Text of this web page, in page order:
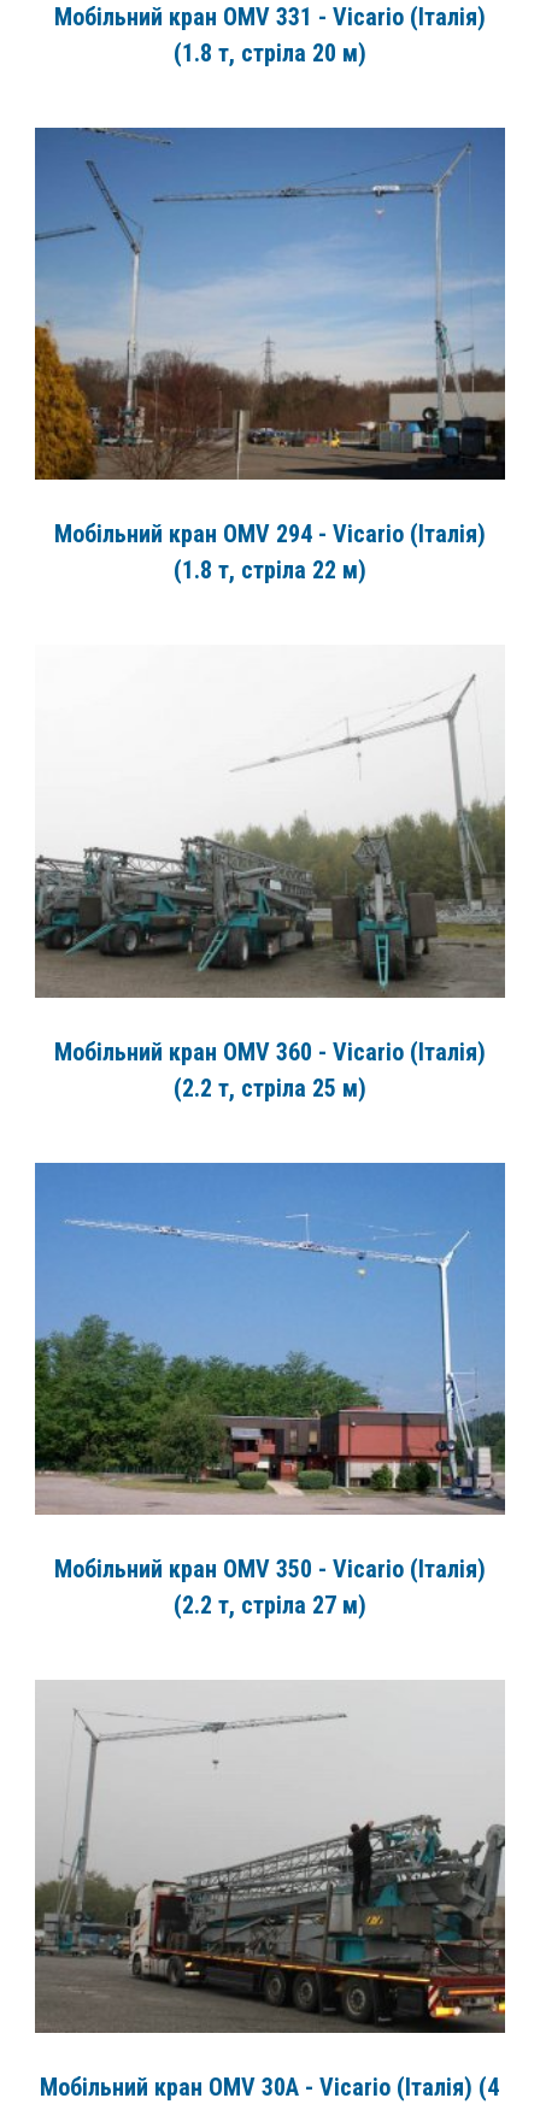
Мобільний кран OMV 331 - Vicario (Італія)
(1.8 т, стріла 20 м)
Мобільний кран OMV 294 - Vicario (Італія)
(1.8 т, стріла 22 м)
Мобільний кран OMV 360 - Vicario (Італія)
(2.2 т, стріла 25 м)
Мобільний кран OMV 350 - Vicario (Італія)
(2.2 т, стріла 27 м)
Мобільний кран OMV 30A - Vicario (Італія) (4